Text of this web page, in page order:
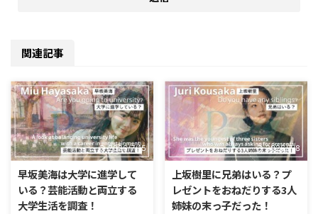
関連記事
2026/7/15
早坂美海は大学に進学して
いる？芸能活動と両立する
大学生活を調査！
2026/7/8
上坂樹里に兄弟はいる？プ
レゼントをおねだりする3人
姉妹の末っ子だった！